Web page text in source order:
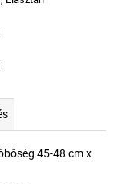
45-48 cm x